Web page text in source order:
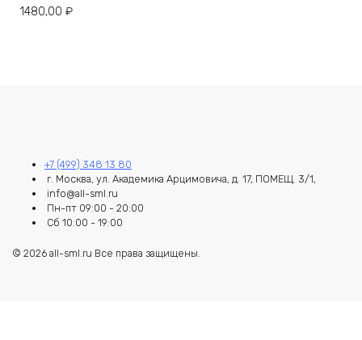
1480,00 ₽
+7 (499) 348 13 80
г. Москва, ул. Академика Арцимовича, д. 17, ПОМЕЩ. 3/1,
info@all-sml.ru
Пн-пт 09:00 - 20:00
Сб 10:00 - 19:00
© 2026 all-sml.ru Все права защищены.